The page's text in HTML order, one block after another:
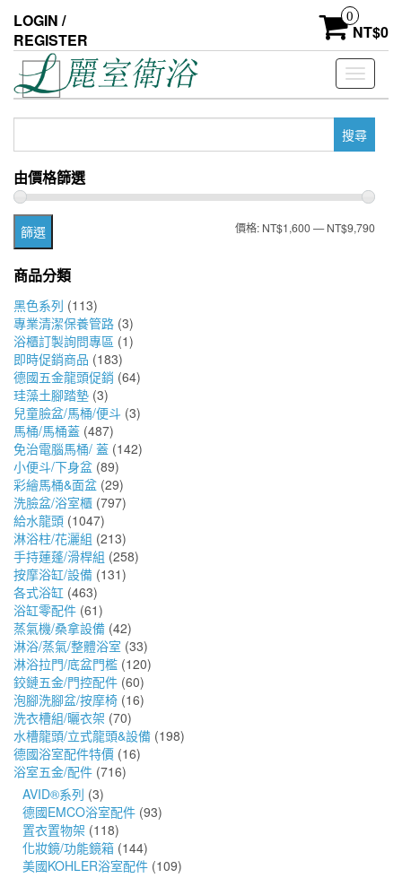
the
content
LOGIN /
REGISTER
0
NT$0
Toggle
鍵
字:
由價格篩選
最最
篩選 價格: NT$1,600—NT$9,790
商品分類
黑色系列 (113)
專業清潔保養管路 (3)
浴櫃訂製詢問專區 (1)
即時促銷商品 (183)
德國五金龍頭促銷 (64)
珪藻土腳踏墊 (3)
兒童臉盆/馬桶/便斗 (3)
馬桶/馬桶蓋 (487)
免治電腦馬桶/ 蓋 (142)
小便斗/下身盆 (89)
彩繪馬桶&面盆 (29)
洗臉盆/浴室櫃 (797)
給水龍頭 (1047)
淋浴柱/花灑組 (213)
手持蓮蓬/滑桿組 (258)
按摩浴缸/設備 (131)
各式浴缸 (463)
浴缸零配件 (61)
蒸氣機/桑拿設備 (42)
淋浴/蒸氣/整體浴室 (33)
淋浴拉門/底盆門檻 (120)
鉸鏈五金/門控配件 (60)
泡腳洗腳盆/按摩椅 (16)
洗衣槽組/曬衣架 (70)
水槽龍頭/立式龍頭&設備 (198)
德國浴室配件特價 (16)
浴室五金/配件 (716)
AVID®系列 (3)
德國EMCO浴室配件 (93)
置衣置物架 (118)
化妝鏡/功能鏡箱 (144)
美國KOHLER浴室配件 (109)